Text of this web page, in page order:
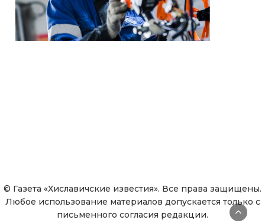
© Газета «Хиславичские известия». Все права защищены.
Любое использование материалов допускается только с
письменного согласия редакции.